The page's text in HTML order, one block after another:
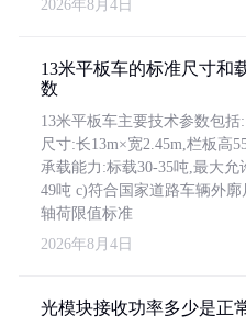
2026年8月4日
13米平板车的标准尺寸和
数
13米平板车主要技术参数包括
尺寸:长13m×宽2.45m,栏板高
承载能力:标载30-35吨,最大允
49吨 c)符合国家道路车辆外廓
轴荷限值标准
2026年8月4日
光模块接收功率多少是正